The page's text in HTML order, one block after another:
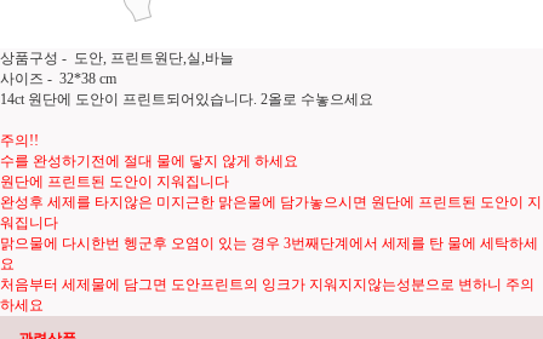
상품구성 - 도안, 프린트원단,실,바늘
사이즈 - 32*38 cm
14ct 원단에 도안이 프린트되어있습니다. 2올로 수놓으세요
주의!!
수를 완성하기전에 절대 물에 닿지 않게 하세요
원단에 프린트된 도안이 지워집니다
완성후 세제를 타지않은 미지근한 맑은물에 담가놓으시면 원단에 프린트된 도안이 지
워집니다
맑으물에 다시한번 헹군후 오염이 있는 경우 3번째단계에서 세제를 탄 물에 세탁하세
요
처음부터 세제물에 담그면 도안프린트의 잉크가 지워지지않는성분으로 변하니 주의
하세요